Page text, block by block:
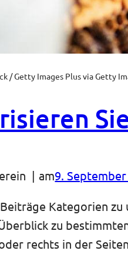
/ Getty Images Plus via Getty
am9.
Kategorien
zu
rechts in der